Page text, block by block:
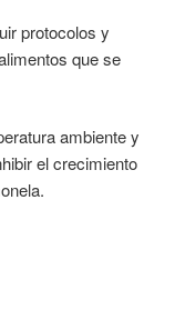
protocolos y
que se
ambiente y
el crecimiento